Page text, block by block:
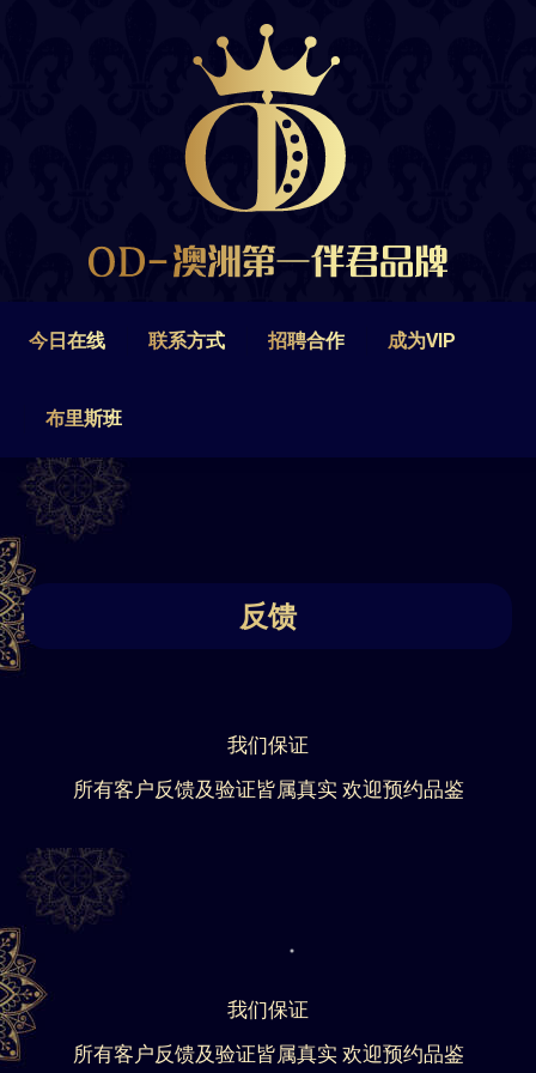
今日在线 联系方式 招聘合作 成为VIP
布里斯班
反馈
我们保证
所有客户反馈及验证皆属真实 欢迎预约品鉴
我们保证
所有客户反馈及验证皆属真实 欢迎预约品鉴
联系方式 招聘合作
布里斯班